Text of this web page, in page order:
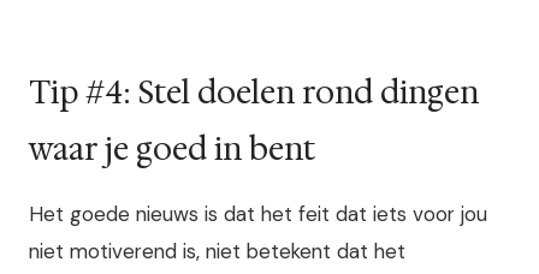
Tip #4: Stel doelen rond dingen
waar je goed in bent
Het goede nieuws is dat het feit dat iets voor jou
niet motiverend is, niet betekent dat het